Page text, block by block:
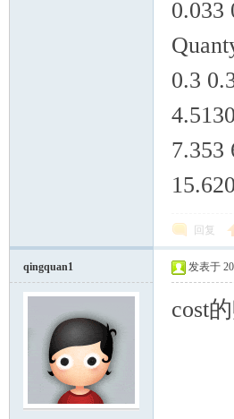
0.033
0.3
7.353
回复
qingquan1 发表于
cost